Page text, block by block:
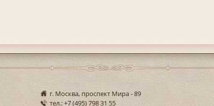
г. Москва, проспект Мира - 89
тел.: +7 (495) 798 31 55